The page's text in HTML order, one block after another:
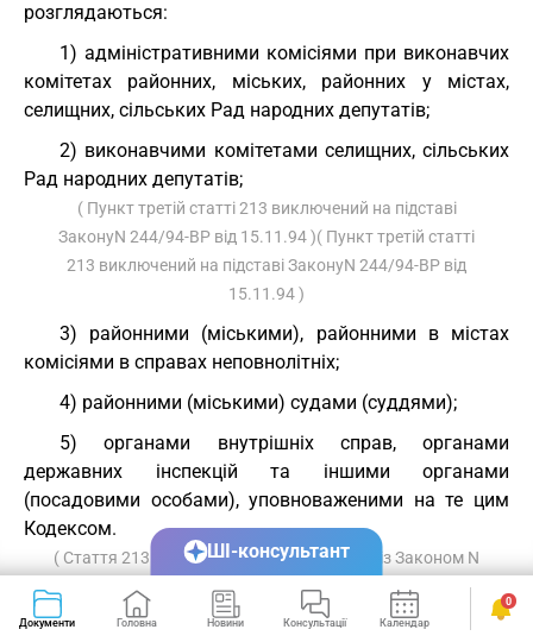
розглядаються:
1) адміністративними комісіями при виконавчих
комітетах районних, міських, районних у містах,
селищних, сільських Рад народних депутатів;
2) виконавчими комітетами селищних, сільських
Рад народних депутатів;
( Пункт третій статті 213 виключений на підставі
ЗаконуN 244/94-ВР від 15.11.94 )( Пункт третій статті
213 виключений на підставі ЗаконуN 244/94-ВР від
15.11.94 )
3) районними (міськими), районними в містах
комісіями в справах неповнолітніх;
4) районними (міськими) судами (суддями);
5) органами внутрішніх справ, органами
державних інспекцій та іншими органами
(посадовими особами), уповноваженими на те цим
Кодексом.
( Стаття 213 із змінами, внесеними згідно із Законом N
244/94-ВРвід 15.11.94 )
Стаття 214. Розмежування компетенції органів,
Документи Головна Новини Консультації Календар Сервіси
0
ШІ-консультант